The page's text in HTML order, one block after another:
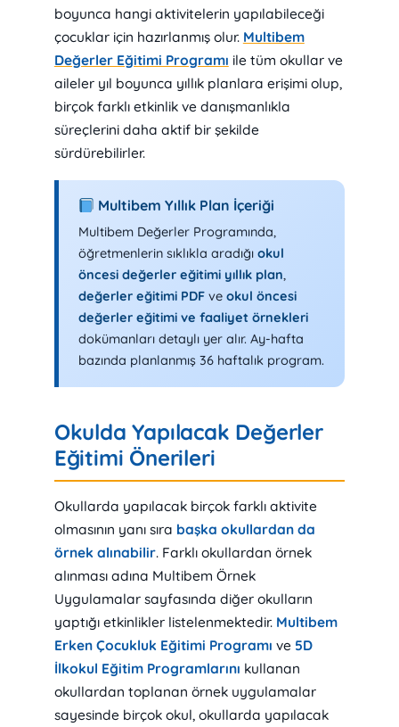
boyunca hangi aktivitelerin yapılabileceği
çocuklar için hazırlanmış olur. Multibem
Değerler Eğitimi Programı ile tüm okullar ve
aileler yıl boyunca yıllık planlara erişimi olup,
birçok farklı etkinlik ve danışmanlıkla
süreçlerini daha aktif bir şekilde
sürdürebilirler.
Multibem Yıllık Plan İçeriği
Multibem Değerler Programında,
öğretmenlerin sıklıkla aradığı okul
öncesi değerler eğitimi yıllık plan,
değerler eğitimi PDFve okul öncesi
değerler eğitimi ve faaliyet örnekleri
dokümanları detaylı yer alır. Ay-hafta
bazında planlanmış 36 haftalık program.
Okulda Yapılacak Değerler
Eğitimi Önerileri
Okullarda yapılacak birçok farklı aktivite
olmasının yanı sıra başka okullardan da
örnek alınabilir. Farklı okullardan örnek
alınması adına Multibem Örnek
Uygulamalar sayfasında diğer okulların
yaptığı etkinlikler listelenmektedir. Multibem
Erken Çocukluk Eğitimi Programı ve 5D
İlkokul Eğitim Programlarını kullanan
okullardan toplanan örnek uygulamalar
sayesinde birçok okul, okullarda yapılacak